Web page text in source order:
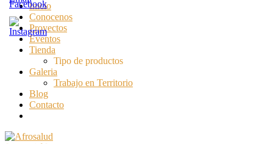
Inicio
Conocenos
Proyectos
Eventos
Tienda
Tipo de productos
Galeria
Trabajo en Territorio
Blog
Contacto